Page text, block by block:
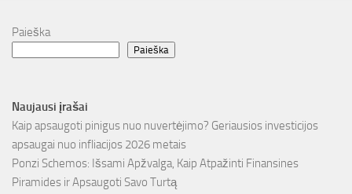
Paieška
Paieška
Naujausi įrašai
Kaip apsaugoti pinigus nuo nuvertėjimo? Geriausios investicijos
apsaugai nuo infliacijos 2026 metais
Ponzi Schemos: Išsami Apžvalga, Kaip Atpažinti Finansines
Piramides ir Apsaugoti Savo Turtą